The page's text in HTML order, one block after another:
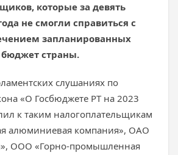
которые за девять
не смогли справиться с
запланированных
страны.
слушаниях по
«О Госбюджете РТ на 2023
к таким налогоплательщикам
алюминиевая компания», ОАО
ООО «Горно-промышленная